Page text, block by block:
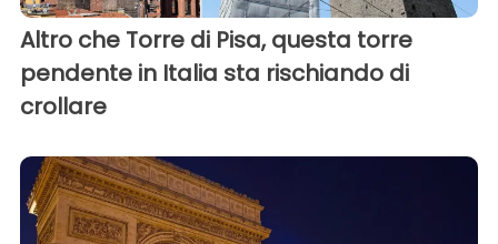
Altro che Torre di Pisa, questa torre
pendente in Italia sta rischiando di
crollare